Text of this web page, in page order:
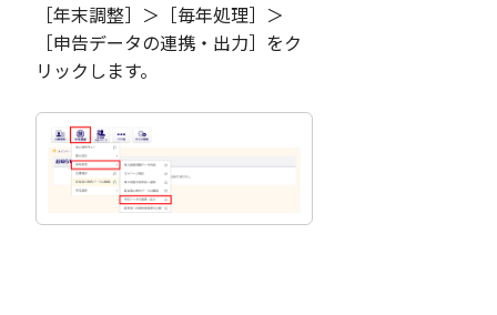
［年末調整］＞［毎年処理］＞
［申告データの連携・出力］をク
リックします。